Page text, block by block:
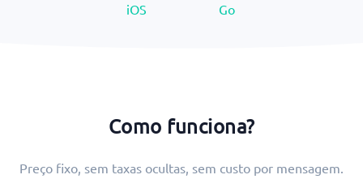
iOS Go
Como funciona?
Preço fixo, sem taxas ocultas, sem custo por mensagem.